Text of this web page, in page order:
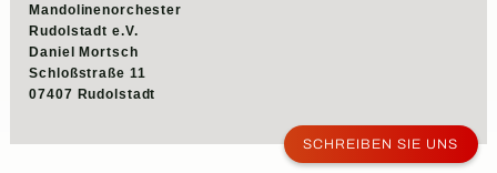
Mandolinenorchester
Rudolstadt e.V.
Daniel Mortsch
Schloßstraße 11
07407 Rudolstadt
SCHREIBEN SIE UNS